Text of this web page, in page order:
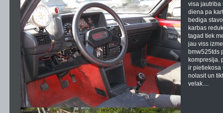
visa jautriba
diena pa
bediga
karbas
tagad tiek
jau viss
bmw525tds
kompresija.
ir pietiekosa
nolasit un
velak....